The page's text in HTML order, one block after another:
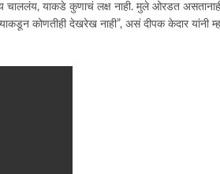
याकडे कुणाचं लक्ष नाही. मुले ओरडत
कोणतीही देखरेख नाही”, असं दीपक केदार यांनी